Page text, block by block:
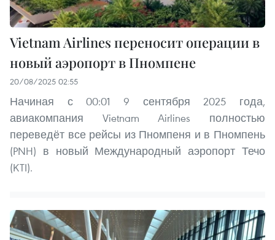
Vietnam Airlines переносит операции в
новый аэропорт в Пномпене
20/08/2025 02:55
Начиная с 00:01 9 сентября 2025 года,
авиакомпания Vietnam Airlines полностью
переведёт все рейсы из Пномпеня и в Пномпень
(PNH) в новый Международный аэропорт Течо
(KTI).